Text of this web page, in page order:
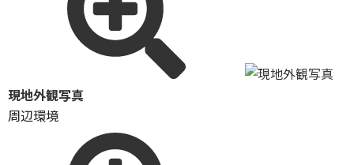
現地外観写真
周辺環境